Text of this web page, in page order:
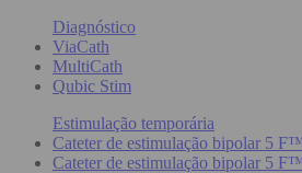
Diagnóstico
ViaCath
MultiCath
Qubic Stim
Estimulação temporária
Cateter de estimulação bipolar 5
Cateter de estimulação bipolar 5